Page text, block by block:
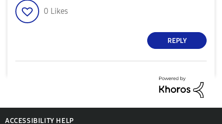
0 Likes
REPLY
ACCESSIBILITY HELP